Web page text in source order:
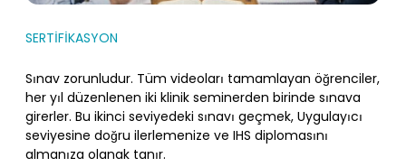
SERTİFİKASYON
Sınav zorunludur. Tüm videoları tamamlayan öğrenciler,
her yıl düzenlenen iki klinik seminerden birinde sınava
girerler. Bu ikinci seviyedeki sınavı geçmek, Uygulayıcı
seviyesine doğru ilerlemenize ve IHS diplomasını
almanıza olanak tanır.